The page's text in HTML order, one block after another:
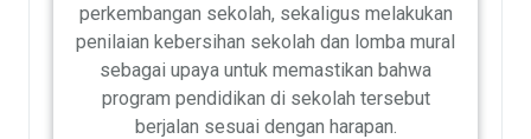
perkembangan sekolah, sekaligus melakukan
penilaian kebersihan sekolah dan lomba mural
sebagai upaya untuk memastikan bahwa
program pendidikan di sekolah tersebut
berjalan sesuai dengan harapan.